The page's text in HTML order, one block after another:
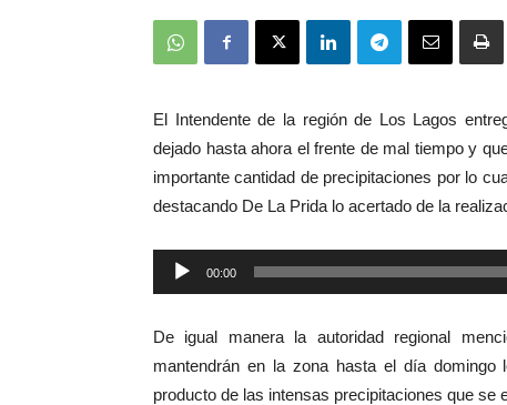
El Intendente de la región de Los Lagos
dejado hasta ahora el frente de mal tiempo y
importante cantidad de precipitaciones por lo
destacando De La Prida lo acertado de la
Reproductor
audio
00:00
De igual manera la autoridad regional
mantendrán en la zona hasta el día domingo
producto de las intensas precipitaciones que se